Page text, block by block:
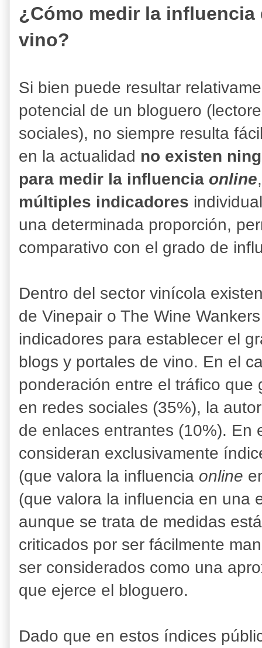
¿Cómo medir la
vino?
Si bien puede resultar
potencial de un bloguero
sociales), no siempre resulta
en la actualidad no existen
para medir la influencia online
múltiples indicadores
una determinada proporción,
comparativo con el grado de
Dentro del sector vinícola
de Vinepair o The Wine
indicadores para establecer el
blogs y portales de vino. En el
ponderación entre el tráfico
en redes sociales (35%), la
de enlaces entrantes (10%). En
consideran exclusivamente
(que valora la influencia online
(que valora la influencia en una
aunque se trata de medidas
criticados por ser fácilmente
ser considerados como una
que ejerce el bloguero.
Dado que en estos índices